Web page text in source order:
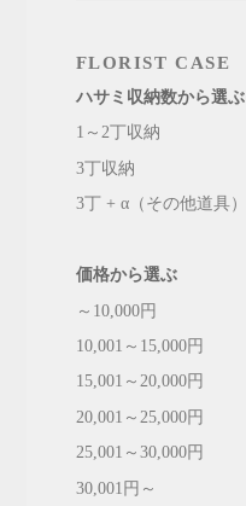
FLORIST CASE
ハサミ収納数から選ぶ
1～2丁収納
3丁収納
3丁 + α（その他道具）
価格から選ぶ
～10,000円
10,001～15,000円
15,001～20,000円
20,001～25,000円
25,001～30,000円
30,001円～